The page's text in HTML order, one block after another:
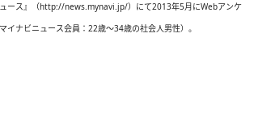
ース』（http://news.mynavi.jp/）にて2013年5月にWebアンケ
イナビニュース会員：22歳～34歳の社会人男性）。